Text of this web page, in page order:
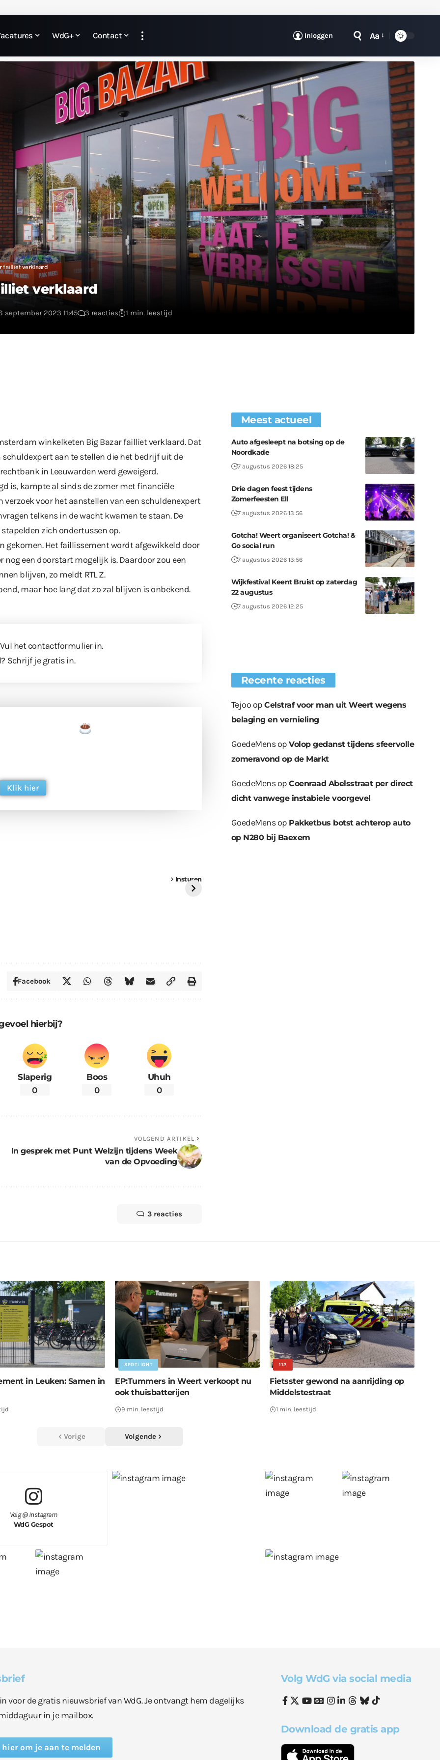
WdG+ Contact Inloggen Aa
failliet verklaard
verklaard
september 2023 11:45 3 reacties 1 min. leestijd
winkelketen Big Bazar failliet verklaard. Dat
aan te stellen die het bedrijf uit de
rechtbank in Leeuwardenwerd geweigerd.
is, kampte al sinds de zomer met financiële
verzoek voor het aanstellen van een schuldenexpert
telkens in de wacht kwamen te staan. De
zich ondertussen op.
gekomen. Het faillissement wordt afgewikkeld door
nog een doorstart mogelijk is. Daardoor zou een
blijven, zo meldt RTL Z.
maar hoe lang dat zo zal blijven is onbekend.
het contactformulierin.
Schrijf je gratis in.
Klik hier
Insturen
Facebook
hierbij?
Slaperig
0
Boos
0
Uhuh
0
VOLGEND ARTIKEL
In gesprek met Punt Welzijn tijdens Week
van de Opvoeding
3 reacties
Meest actueel
Auto afgesleept na botsing op de
Noordkade
7 augustus 2026 18:25
Drie dagen feest tijdens
Zomerfeesten Ell
7 augustus 2026 13:56
Gotcha! Weert organiseert Gotcha! &
Go social run
7 augustus 2026 13:56
Wijkfestival Keent Bruist op zaterdag
22 augustus
7 augustus 2026 12:25
Recente reacties
Tejoo opCelstraf voor man uit Weert wegens
belaging en vernieling
GoedeMensopVolop gedanst tijdens sfeervolle
zomeravond op de Markt
GoedeMensopCoenraad Abelsstraat per direct
dicht vanwege instabiele voorgevel
GoedeMensop Pakketbus botst achterop auto
op N280 bij Baexem
in Leuken: Samen in
SPOTLIGHT
EP:Tummers in Weert verkoopt nu
ook thuisbatterijen
9 min. leestijd
112
Fietsster gewond na aanrijding op
Middelstestraat
1 min. leestijd
Vorige Volgende
Volg @ Instagram
WdG Gespot
voor de gratis nieuwsbrief van WdG. Je ontvangt hem dagelijks
in je mailbox.
om je aan te melden
Volg WdG via social media
Download de gratis app